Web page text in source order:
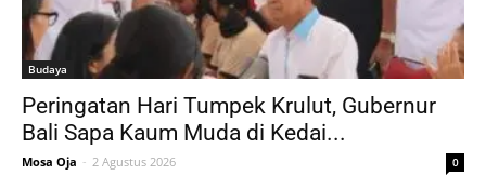
Budaya
Peringatan Hari Tumpek Krulut, Gubernur
Bali Sapa Kaum Muda di Kedai...
Mosa Oja - 2 Agustus 2026 0